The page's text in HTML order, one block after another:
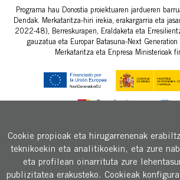
Programa hau Donostia proiektuaren jardueren
Dendak. Merkataritza-hiri irekia, erakargarria eta
2022-48), Berreskurapen, Eraldaketa eta
gauzatua eta Europar Batasuna-Next Generation
Merkataritza eta Enpresa Ministerioak
Copyright © 2026 Donostia
Legezko oharra eta zerbitzua erabiltzeko
Cookie propioak eta hirugarrenenak
teknikoekin eta analitikoekin, eta zure
eta profilean oinarrituta zure
publizitatea erakusteko. Cookieak